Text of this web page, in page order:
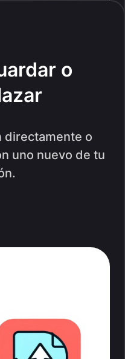
o
directamente o
uno nuevo de tu